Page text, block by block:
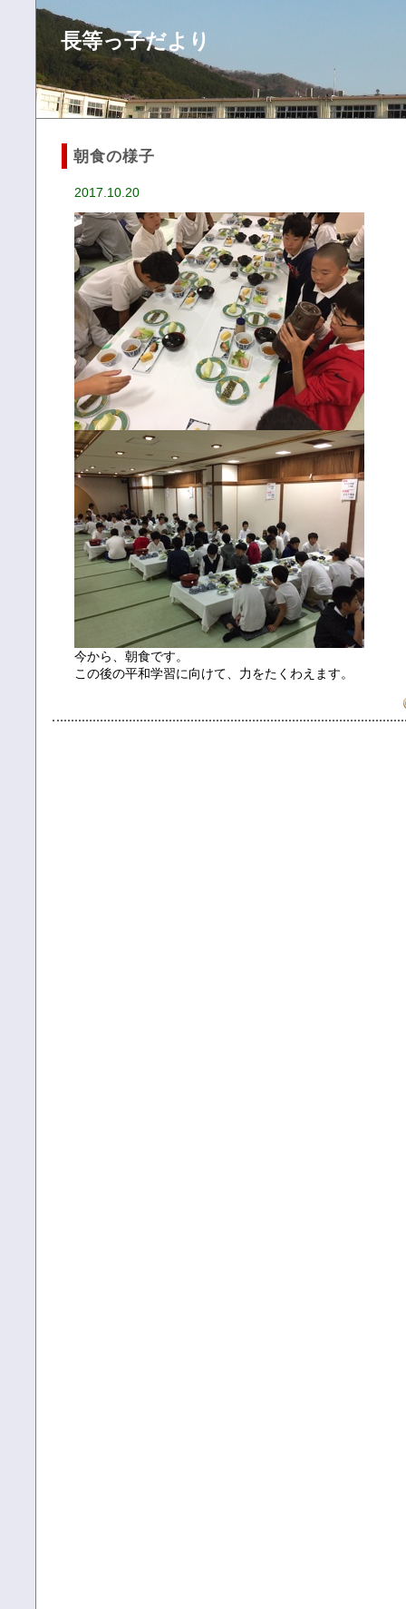
長等っ子だより
朝食の様子
2017.10.20
今から、朝食です。
この後の平和学習に向けて、力をたくわえます。